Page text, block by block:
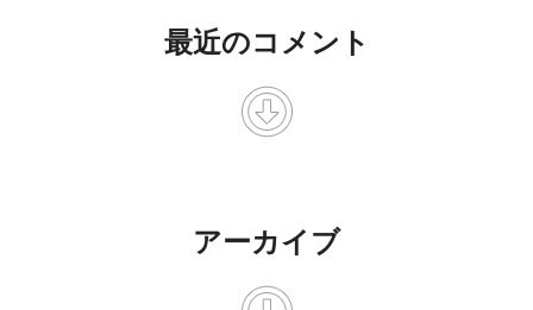
最近のコメント
アーカイブ